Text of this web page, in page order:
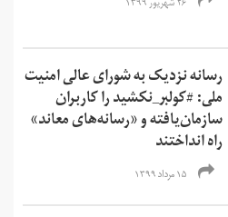
۲۶ شهریور ۱۳۹۹
رسانه نزدیک به شورای عالی امنیت
ملی:‌ #کولبر_نکشید را کاربران
سازمان‌یافته و «رسانه‌های معاند»
راه انداختند
۱۵ مرداد ۱۳۹۹